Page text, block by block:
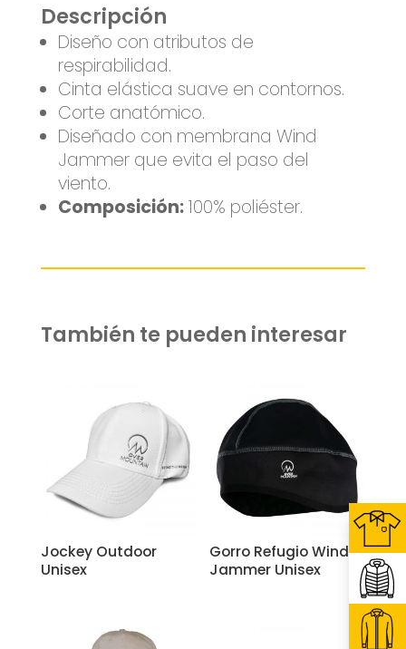
Descripción
Diseño con atributos de
respirabilidad.
Cinta elástica suave en contornos.
Corte anatómico.
Diseñado con membrana Wind
Jammer que evita el paso del
viento.
Composición:100% poliéster.
También te pueden interesar
Related products
Jockey Outdoor
Unisex
Gorro Refugio Wind
Jammer Unisex